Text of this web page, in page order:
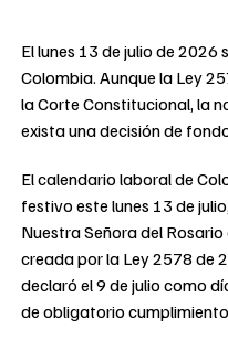
El lunes 13 de julio de
Colombia. Aunque la Ley
la Corte Constitucional, la
exista una decisión de
El calendario laboral de
festivo este lunes 13 de
Nuestra Señora del
creada por la Ley 2578 de
declaró el 9 de julio como
de obligatorio